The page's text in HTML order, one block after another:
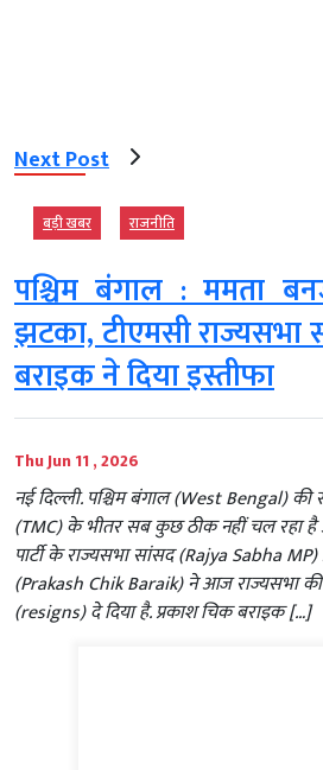
Next Post
बड़ी खबर राजनीति
पश्चिम बंगाल : ममता
झटका, टीएमसी राज्यसभा
बराइक ने दिया इस्तीफा
Thu Jun 11 , 2026
नई दिल्ली. पश्चिम बंगाल (West Bengal) की
(TMC) के भीतर सब कुछ ठीक नहीं चल रहा है
पार्टी के राज्यसभा सांसद (Rajya Sabha
(Prakash Chik Baraik) ने आज राज्यसभा
(resigns) दे दिया है. प्रकाश चिक बराइक […]